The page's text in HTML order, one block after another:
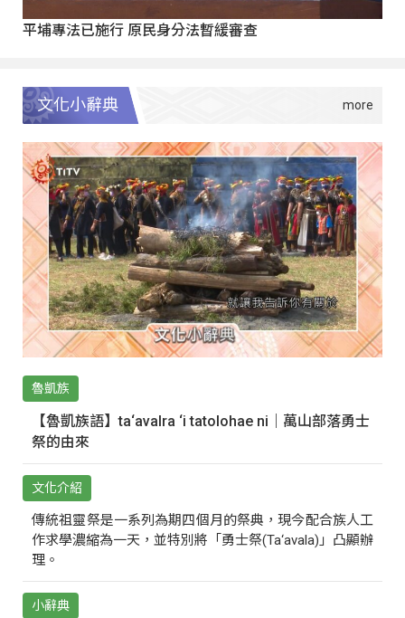
平埔專法已施行 原民身分法暫緩審查
文化小辭典
魯凱族
【魯凱族語】ta‘avalra ‘i tatolohae ni｜萬山部落勇士
祭的由來
文化介紹
傳統祖靈祭是一系列為期四個月的祭典，現今配合族人工
作求學濃縮為一天，並特別將「勇士祭(Ta‘avala)」凸顯辦
理。
小辭典